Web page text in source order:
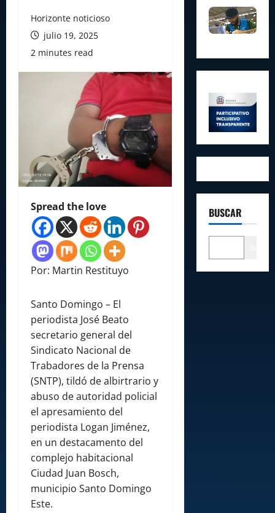
Horizonte noticioso
julio 19, 2025
2 minutes read
Spread the love
Por: Martin Restituyo
Santo Domingo – El
periodista José Beato
secretario general del
Sindicato Nacional de
Trabadores de la Prensa
(SNTP), tildó de albirtrario y
abuso de autoridad policial
el apresamiento del
periodista Logan Jiménez,
en un destacamento del
complejo habitacional
Ciudad Juan Bosch,
municipio Santo Domingo
Este.
BUSCAR